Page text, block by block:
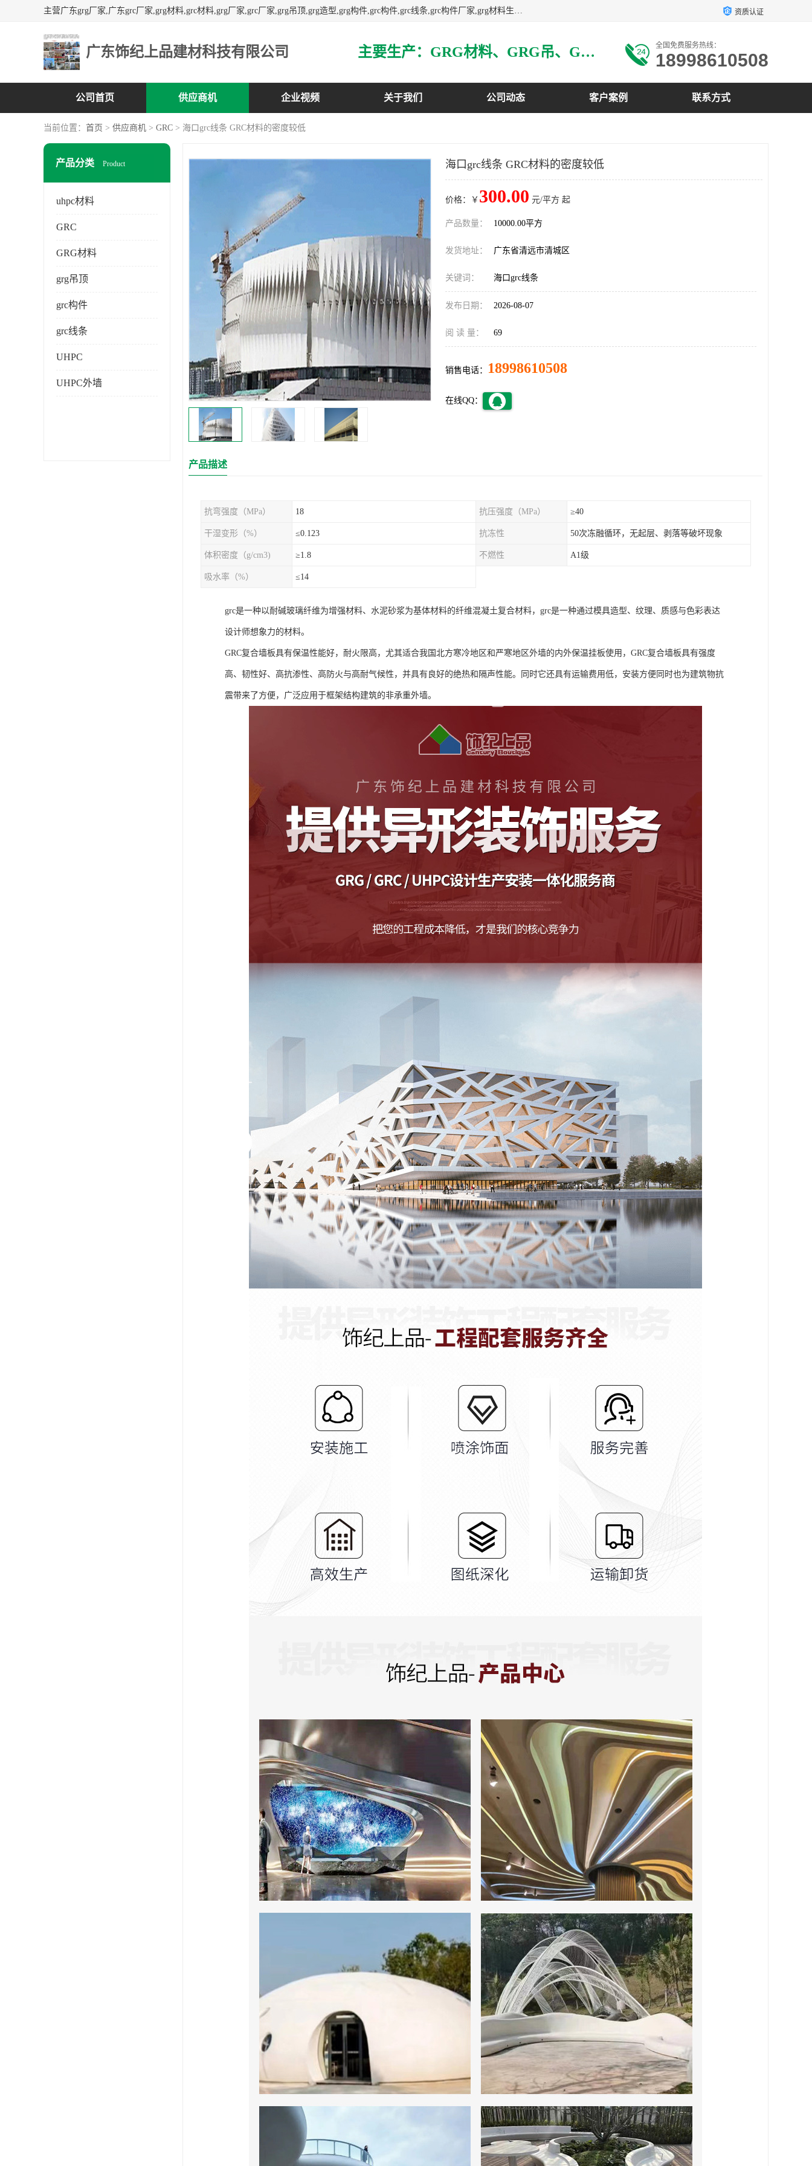
主营广东grg厂家,广东grc厂家,grg材料,grc材料,grg厂家,grc厂家,grg吊顶,grg造型,grg构件,grc构件,grc线条,grc构件厂家,grg材料生产厂家,grg材料定制,uhpc,uhpc厂家,uhpc外墙挂板,uhpc镂空幕墙板,3万平方厂房,如果您对我公司的产品服务感兴趣,请联系我们. 资质认证
广东饰纪上品建材科技有限公司 主要生产：GRG材料、GRG吊、GRG构件、GRG线条、GRG艺术造型、GRG吊材料等 全国免费服务热线：
18998610508
公司首页 供应商机 企业视频 关于我们 公司动态 客户案例 联系方式
当前位置： 首页 > 供应商机 > GRC > 海口grc线条 GRC材料的密度较低
产品分类 Product
uhpc材料
GRC
GRG材料
grg吊顶
grc构件
grc线条
UHPC
UHPC外墙
海口grc线条 GRC材料的密度较低
价格：￥ 300.00 元/平方 起
产品数量： 10000.00平方
发货地址： 广东省清远市清城区
关键词： 海口grc线条
发布日期： 2026-08-07
阅 读 量： 69
销售电话： 18998610508
在线QQ：
产品描述
抗弯强度（MPa） 18 抗压强度（MPa） ≥40
干湿变形（%） ≤0.123 抗冻性 50次冻融循环，无起层、剥落等破坏现象
体积密度（g/cm3) ≥1.8 不燃性 A1级
吸水率（%） ≤14
grc是一种以耐碱玻璃纤维为增强材料、水泥砂浆为基体材料的纤维混凝土复合材料，grc是一种通过模具造型、纹理、质感与色彩表达
设计师想象力的材料。
GRC复合墙板具有保温性能好，耐火限高，尤其适合我国北方寒冷地区和严寒地区外墙的内外保温挂板使用，GRC复合墙板具有强度
高、韧性好、高抗渗性、高防火与高耐气候性，并具有良好的绝热和隔声性能。同时它还具有运输费用低，安装方便同时也为建筑物抗
震带来了方便，广泛应用于框架结构建筑的非承重外墙。